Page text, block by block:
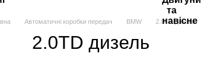
Автоматичні коробки передач BMW 2.0TD дизель
2.0TD дизель